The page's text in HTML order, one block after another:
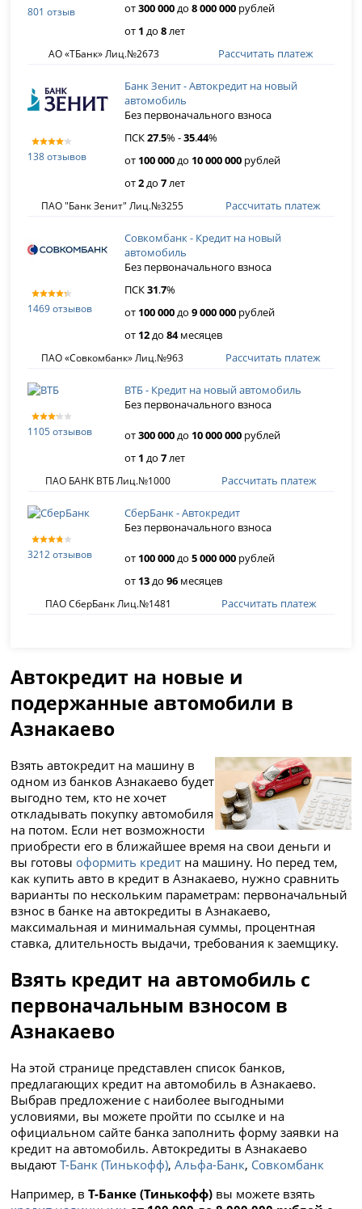
801 отзыв
от300 000до8 000 000 рублей
от 1 до8лет
АО «ТБанк» Лиц.№2673 Рассчитать платеж
138 отзывов
Банк Зенит - Автокредит на новый
автомобиль
Без первоначального взноса
ПСК27.5% -35.44%
от 100 000до 10 000 000 рублей
от2до7лет
ПАО "Банк Зенит" Лиц.№3255 Рассчитать платеж
1469 отзывов
Совкомбанк - Кредит на новый
автомобиль
Без первоначального взноса
ПСК31.7%
от 100 000до9 000 000 рублей
от 12до84месяцев
ПАО «Совкомбанк» Лиц.№963 Рассчитать платеж
1105 отзывов
ВТБ - Кредит на новый автомобиль
Без первоначального взноса
от300 000до 10 000 000 рублей
от 1 до7лет
ПАО БАНК ВТБ Лиц.№1000 Рассчитать платеж
3212 отзывов
СберБанк - Автокредит
Без первоначального взноса
от 100 000до5 000 000 рублей
от 13до96 месяцев
ПАО СберБанк Лиц.№1481 Рассчитать платеж
Автокредит на новые и
подержанные автомобили в
Азнакаево
Взять автокредит на машину в
одном из банков Азнакаево будет
выгодно тем, кто не хочет
откладывать покупку автомобиля
на потом. Если нет возможности
приобрести его в ближайшее время на свои деньги и
вы готовы оформить кредит на машину. Но перед тем,
как купить авто в кредит в Азнакаево, нужно сравнить
варианты по нескольким параметрам: первоначальный
взнос в банке на автокредиты в Азнакаево,
максимальная и минимальная суммы, процентная
ставка, длительность выдачи, требования к заемщику.
Взять кредит на автомобиль с
первоначальным взносом в
Азнакаево
На этой странице представлен список банков,
предлагающих кредит на автомобиль в Азнакаево.
Выбрав предложение с наиболее выгодными
условиями, вы можете пройти по ссылке и на
официальном сайте банка заполнить форму заявки на
кредит на автомобиль. Автокредиты в Азнакаево
выдаютТ-Банк (Тинькофф),Альфа-Банк, Совкомбанк
Например, вТ-Банке (Тинькофф) вы можете взять